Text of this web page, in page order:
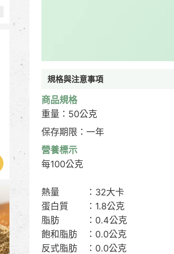
規格與注意事項
商品規格
重量：50公克
保存期限：一年
營養標示
每100公克
熱量 ：32大卡
蛋白質 ：1.8公克
脂肪 ：0.4公克
飽和脂肪 ：0.0公克
反式脂肪 ：0.0公克